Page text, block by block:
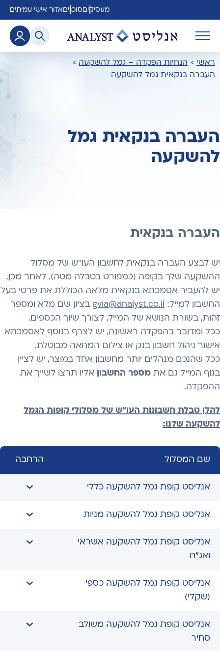
מעסיקים סוכנים אזור אישי עמיתים
ראשי > הנחיות הפקדה – גמל להשקעה >
העברה בנקאית גמל להשקעה
העברה בנקאית גמל
להשקעה
העברה בנקאית
יש לבצע העברה בנקאית לחשבון העו"ש של מסלול
ההשקעה שלך בקופה (כמפורט בטבלה מטה). לאחר מכן,
יש להעביר אסמכתא בנקאית מלאה הכוללת את פרטי בעל
החשבון למייל:
gvia@analyst.co.il בציון שם מלא ומספר
זהות, בשורת הנושא של המייל, לצורך שיוך הכספים.
ככל ומדובר בהפקדה ראשונה, יש לצרף בנוסף לאסמכתא
אישור ניהול חשבון בנק או צילום המחאה מבוטלת.
ככל שהנכם מנהלים יותר מחשבון אחד במוצר, יש לציין
בגוף המייל גם את מספר החשבון
אליו תרצו לשייך את
ההפקדה.
להלן טבלת חשבונות העו"ש של מסלולי קופות הגמל
להשקעה שלנו:
שם המסלול הרחבה
אנליסט קופת גמל להשקעה כללי
אנליסט קופת גמל להשקעה מניות
אנליסט קופת גמל להשקעה אשראי
ואג"ח
אנליסט קופת גמל להשקעה כספי
(שקלי)
אנליסט קופת גמל להשקעה משולב
סחיר